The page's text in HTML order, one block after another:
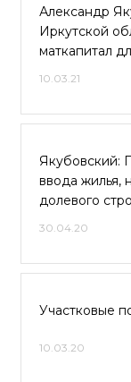
Александр
Иркутской
маткапитал
10.03.21
Якубовский:
ввода жилья,
долевого
30.04.20
Участковые
10.03.20